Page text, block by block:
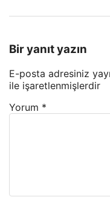
Bir yanıt yazın
E-posta adresiniz
ile işaretlenmişlerdir
Yorum *